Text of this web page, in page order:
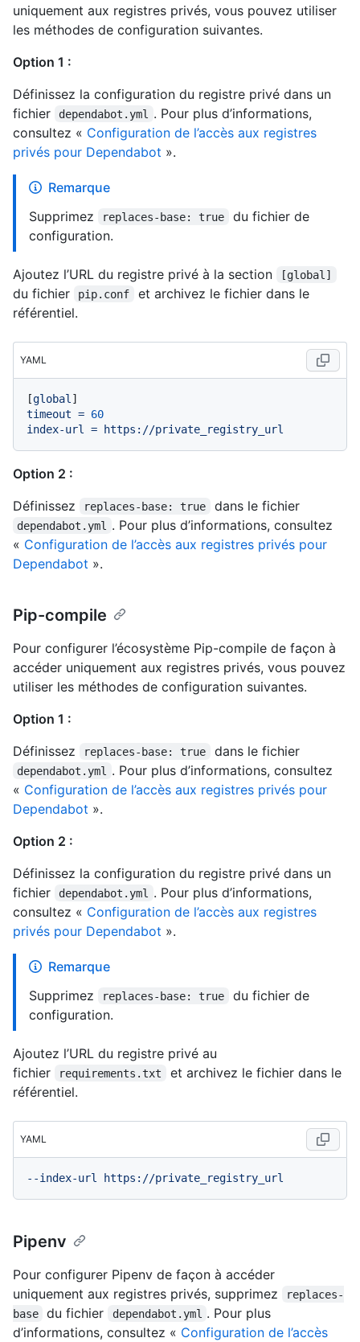
uniquement aux registres privés, vous pouvez utiliser
les méthodes de configuration suivantes.
Option 1 :
Définissez la configuration du registre privé dans un
fichier
dependabot.yml
. Pour plus d’informations,
consultez « Configuration de l’accès aux registres
privés pour Dependabot ».
Remarque
Supprimez
replaces-base: true
du fichier de
configuration.
Ajoutez l’URL du registre privé à la section [global]
du fichier pip.conf
et archivez le fichier dans le
référentiel.
YAML
[global
timeout = 60
index-url
= https://private_registry_url
Option 2 :
Définissez
replaces-base: true dans le fichier
dependabot.yml
. Pour plus d’informations, consultez
« Configuration de l’accès aux registres privés pour
Dependabot ».
Pip-compile
Pour configurer l’écosystème Pip-compile de façon à
accéder uniquement aux registres privés, vous pouvez
utiliser les méthodes de configuration suivantes.
Option 1 :
Définissez
replaces-base: true dans le fichier
dependabot.yml
. Pour plus d’informations, consultez
« Configuration de l’accès aux registres privés pour
Dependabot ».
Option 2 :
Définissez la configuration du registre privé dans un
fichier
dependabot.yml
. Pour plus d’informations,
consultez « Configuration de l’accès aux registres
privés pour Dependabot ».
Remarque
Supprimez
replaces-base: true
du fichier de
configuration.
Ajoutez l’URL du registre privé au
fichier
requirements.txt
et archivez le fichier dans le
référentiel.
YAML
--index-url https://private_registry_url
Pipenv
Pour configurer Pipenv de façon à accéder
uniquement aux registres privés, supprimez
replaces-
base
du fichier dependabot.yml . Pour plus
d’informations, consultez « Configuration de l’accès